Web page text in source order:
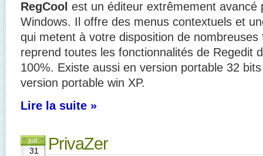
RegCool est un éditeur extrêmement avancé
Windows. Il offre des menus contextuels et
qui metent à votre disposition de
reprend toutes les fonctionnalités de Regedit
100%. Existe aussi en version portable 32
version portable win XP.
Lire la suite »
juil.
31
PrivaZer